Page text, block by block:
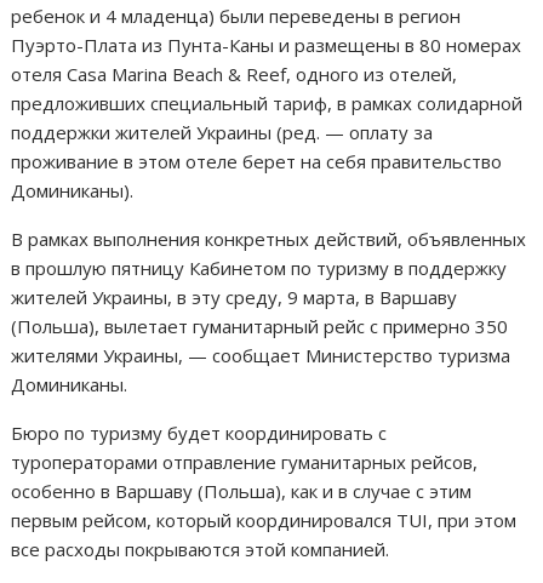
ребенок и 4 младенца) были переведены в регион
Пуэрто-Плата из Пунта-Каны и размещены в 80 номерах
отеля Casa Marina Beach & Reef, одного из отелей,
предложивших специальный тариф, в рамках солидарной
поддержки жителей Украины (ред. — оплату за
проживание в этом отеле берет на себя правительство
Доминиканы).
В рамках выполнения конкретных действий, объявленных
в прошлую пятницу Кабинетом по туризму в поддержку
жителей Украины, в эту среду, 9 марта, в Варшаву
(Польша), вылетает гуманитарный рейс с примерно 350
жителями Украины, — сообщает Министерство туризма
Доминиканы.
Бюро по туризму будет координировать с
туроператорами отправление гуманитарных рейсов,
особенно в Варшаву (Польша), как и в случае с этим
первым рейсом, который координировался TUI, при этом
все расходы покрываются этой компанией.